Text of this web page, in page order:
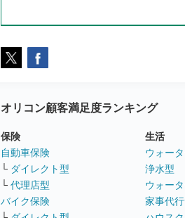
オリコン顧客満足度ランキング
保険
自動車保険
└ ダイレクト型
└ 代理店型
バイク保険
生活
ウォー
浄水型
ウォー
家事代